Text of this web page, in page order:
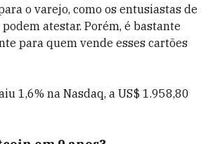
o varejo, como os entusiastas de
atestar. Porém, é bastante
para quem vende esses cartões
1,6% na Nasdaq, a US$ 1.958,80